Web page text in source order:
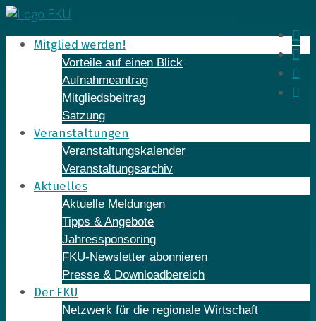
Skip
to
contentMitglied werden!
Vorteile auf einen Blick
Aufnahmeantrag
Mitgliedsbeitrag
Satzung
Veranstaltungen
Veranstaltungskalender
Veranstaltungsarchiv
Aktuelles
Aktuelle Meldungen
Tipps & Angebote
Jahressponsoring
FKU-Newsletter abonnieren
Presse & Downloadbereich
Der FKU
Netzwerk für die regionale Wirtschaft